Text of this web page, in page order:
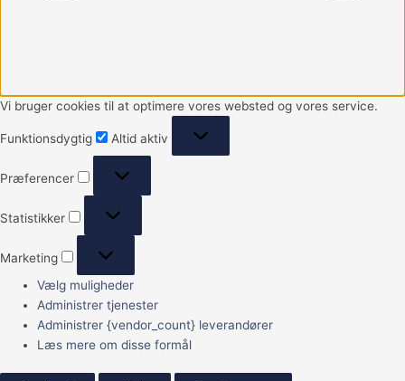
Vi bruger cookies til at optimere vores websted og vores service.
Funktionsdygtig Altid aktiv
Præferencer
Statistikker
Marketing
Vælg muligheder
Administrer tjenester
Administrer {vendor_count} leverandører
Læs mere om disse formål